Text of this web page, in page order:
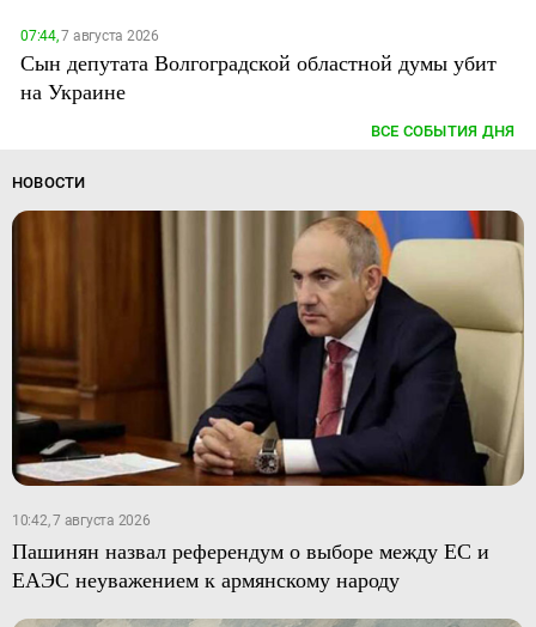
07:44,7 августа 2026
Сын депутата Волгоградской областной думы убит
на Украине
ВСЕ СОБЫТИЯ ДНЯ
НОВОСТИ
10:42, 7 августа 2026
Пашинян назвал референдум о выборе между ЕС и
ЕАЭС неуважением к армянскому народу